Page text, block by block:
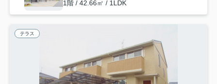
1階 / 42.66㎡ / 1LDK
テラス